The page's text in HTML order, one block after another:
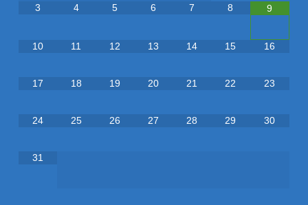
3 4 5 6 7 8 9
10 11 12 13 14 15 16
17 18 19 20 21 22 23
24 25 26 27 28 29 30
31